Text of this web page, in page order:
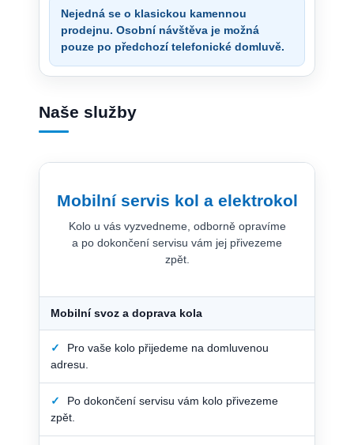
Nejedná se o klasickou kamennou
prodejnu. Osobní návštěva je možná
pouze po předchozí telefonické domluvě.
Naše služby
Mobilní servis kol a elektrokol
Kolo u vás vyzvedneme, odborně opravíme
a po dokončení servisu vám jej přivezeme
zpět.
Mobilní svoz a doprava kola
✓
Pro vaše kolo přijedeme na domluvenou
adresu.
✓
Po dokončení servisu vám kolo přivezeme
zpět.